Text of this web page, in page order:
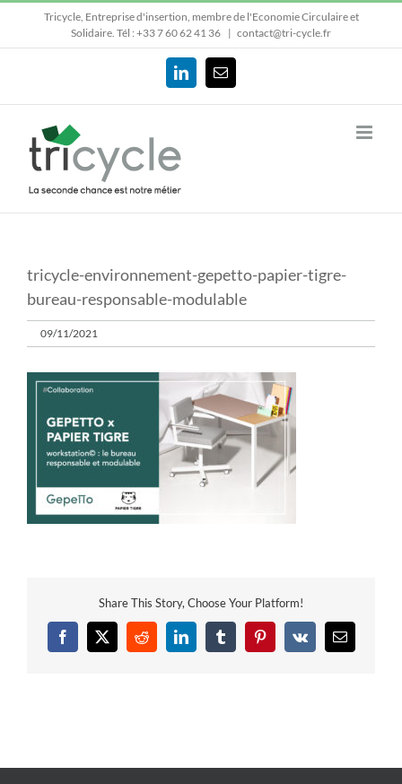
contenu
Tricycle, Entreprise d'insertion, membre de l'Economie Circulaire et
Solidaire. Tél : +33 7 60 62 41 36 | contact@tri-cycle.fr
LinkedInEmail
tricycle-environnement-gepetto-papier-tigre-
bureau-responsable-modulable
09/11/2021
Share This Story, Choose Your Platform!
Facebook
X RedditLinkedInTumblrPinterest
Vk Email